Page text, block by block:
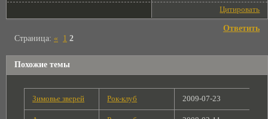
Цитировать
Ответить
Страница: « 1 2
Похожие темы
Зимовье зверей Рок-клуб 2009-07-23